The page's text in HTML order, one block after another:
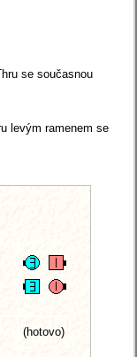
se současnou
levým ramenem se
(hotovo)